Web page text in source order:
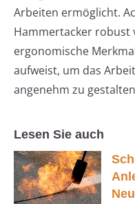
Arbeiten ermöglicht.
Hammertacker robust
ergonomische
aufweist, um das
angenehm zu
Lesen Sie auch